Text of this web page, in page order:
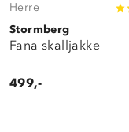
Herre
Stormberg
Fana skalljakke
499,-